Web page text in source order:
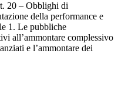
20 – Obblighi di
della performance e
1. Le pubbliche
all’ammontare complessivo
e l’ammontare dei